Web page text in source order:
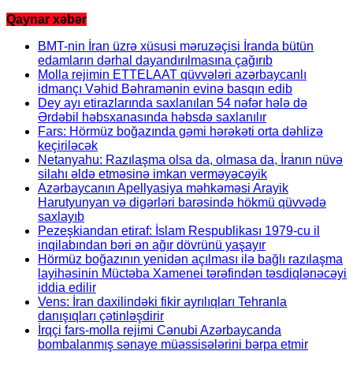
Qaynar xəbər
BMT-nin İran üzrə xüsusi məruzəçisi İranda bütün
edamların dərhal dayandırılmasına çağırıb
Molla rejimin ETTELAAT qüvvələri azərbaycanlı
idmançı Vəhid Bəhramənin evinə basqın edib
Dey ayı etirazlarında saxlanılan 54 nəfər hələ də
Ərdəbil həbsxanasında həbsdə saxlanılır
Fars: Hörmüz boğazında gəmi hərəkəti orta dəhlizə
keçiriləcək
Netanyahu: Razılaşma olsa da, olmasa da, İranın nüvə
silahı əldə etməsinə imkan verməyəcəyik
Azərbaycanın Apellyasiya məhkəməsi Arayik
Harutyunyan və digərləri barəsində hökmü qüvvədə
saxlayıb
Pezeşkiandan etiraf: İslam Respublikası 1979-cu il
inqilabından bəri ən ağır dövrünü yaşayır
Hörmüz boğazının yenidən açılması ilə bağlı razılaşma
layihəsinin Müctəba Xamenei tərəfindən təsdiqlənəcəyi
iddia edilir
Vens: İran daxilindəki fikir ayrılıqları Tehranla
danışıqları çətinləşdirir
İrqçi fars-molla rejimi Cənubi Azərbaycanda
bombalanmış sənaye müəssisələrini bərpa etmir